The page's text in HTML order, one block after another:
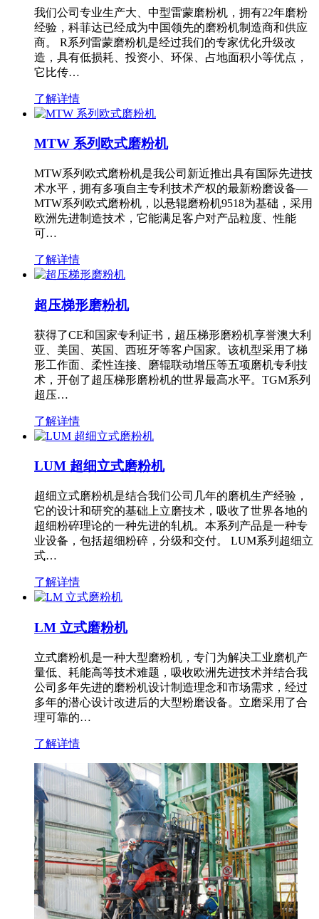
我们公司专业生产大、中型雷蒙磨粉机，拥有22年磨粉
经验，科菲达已经成为中国领先的磨粉机制造商和供应
商。 R系列雷蒙磨粉机是经过我们的专家优化升级改
造，具有低损耗、投资小、环保、占地面积小等优点，
它比传…
了解详情
MTW 系列欧式磨粉机
MTW系列欧式磨粉机是我公司新近推出具有国际先进技
术水平，拥有多项自主专利技术产权的最新粉磨设备—
MTW系列欧式磨粉机，以悬辊磨粉机9518为基础，采用
欧洲先进制造技术，它能满足客户对产品粒度、性能
可…
了解详情
超压梯形磨粉机
获得了CE和国家专利证书，超压梯形磨粉机享誉澳大利
亚、美国、英国、西班牙等客户国家。该机型采用了梯
形工作面、柔性连接、磨辊联动增压等五项磨机专利技
术，开创了超压梯形磨粉机的世界最高水平。TGM系列
超压…
了解详情
LUM 超细立式磨粉机
超细立式磨粉机是结合我们公司几年的磨机生产经验，
它的设计和研究的基础上立磨技术，吸收了世界各地的
超细粉碎理论的一种先进的轧机。本系列产品是一种专
业设备，包括超细粉碎，分级和交付。 LUM系列超细立
式…
了解详情
LM 立式磨粉机
立式磨粉机是一种大型磨粉机，专门为解决工业磨机产
量低、耗能高等技术难题，吸收欧洲先进技术并结合我
公司多年先进的磨粉机设计制造理念和市场需求，经过
多年的潜心设计改进后的大型粉磨设备。立磨采用了合
理可靠的…
了解详情